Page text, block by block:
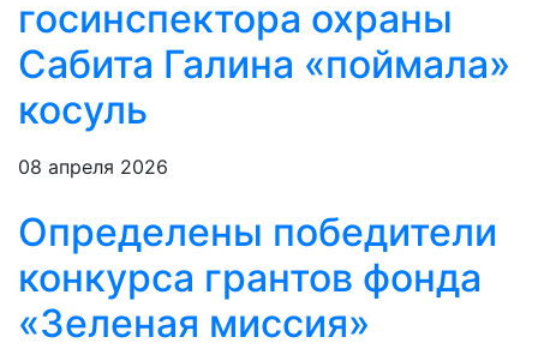
госинспектора охраны
Сабита Галина «поймала»
косуль
08 апреля 2026
Определены победители
конкурса грантов фонда
«Зеленая миссия»